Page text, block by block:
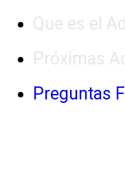
Que es el
Próximas
Preguntas